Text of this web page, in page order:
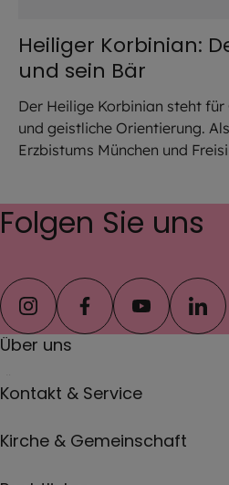
Heiliger Korbinian:
und sein Bär
Der Heilige Korbinian steht
und geistliche Orientierung.
Erzbistums München und
Folgen Sie uns
instagramfacebookyoutube
Über uns
Pfarreien
Katholisch werden und Wiedereintritt
Kontakt & Service
Kirche & Gemeinschaft